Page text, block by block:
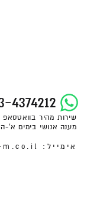
4374212
שירות מהיר בוואטסאפ 24/6: ניתן להשאיר הודעה בכל שעה!
מענה אנושי בימים א'-ה' בין
אימייל: info@ot-m.co.il